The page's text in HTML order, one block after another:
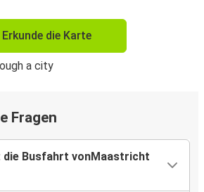
Erkunde die Karte
Fragen
die Busfahrt vonMaastricht